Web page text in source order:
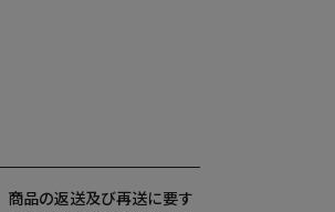
商品の返送及び再送に要す